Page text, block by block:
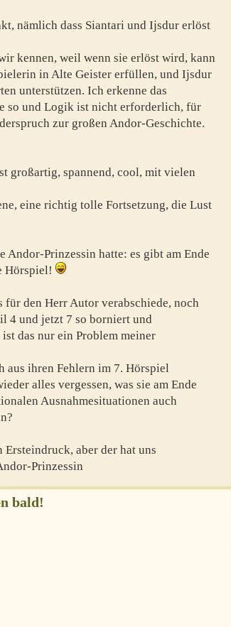
nämlich dass Siantari und Ijsdur erlöst
kennen, weil wenn sie erlöst wird, kann
in Alte Geister erfüllen, und Ijsdur
unterstützen. Ich erkenne das
so und Logik ist nicht erforderlich, für
zur großen Andor-Geschichte.
großartig, spannend, cool, mit vielen
eine richtig tolle Fortsetzung, die Lust
Prinzessin hatte: es gibt am Ende
Hörspiel!
den Herr Autor verabschiede, noch
4 und jetzt 7 so borniert und
das nur ein Problem meiner
aus ihren Fehlern im 7. Hörspiel
alles vergessen, was sie am Ende
Ausnahmesituationen auch
aber der hat uns
Prinzessin
bald!